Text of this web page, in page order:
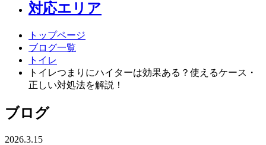
対応エリア
トップページ
ブログ一覧
トイレ
トイレつまりにハイターは効果ある？使えるケース・
正しい対処法を解説！
ブログ
2026.3.15